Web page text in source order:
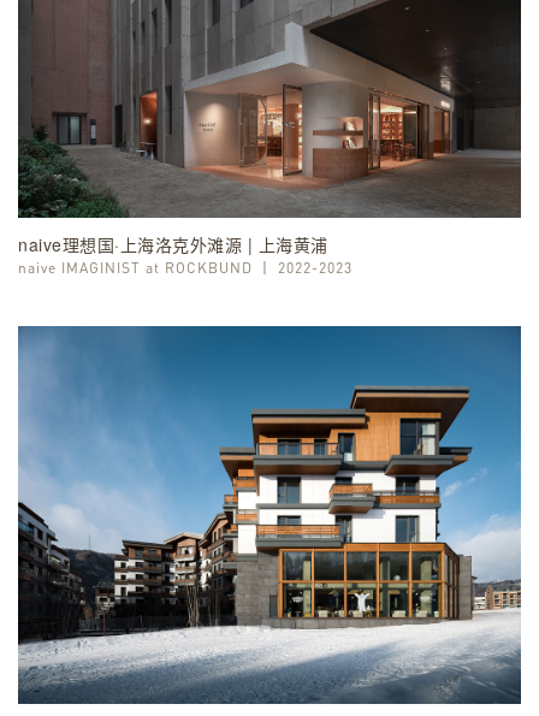
naive理想国·上海洛克外滩源 | 上海黄浦
naive IMAGINIST at ROCKBUND 2022-2023